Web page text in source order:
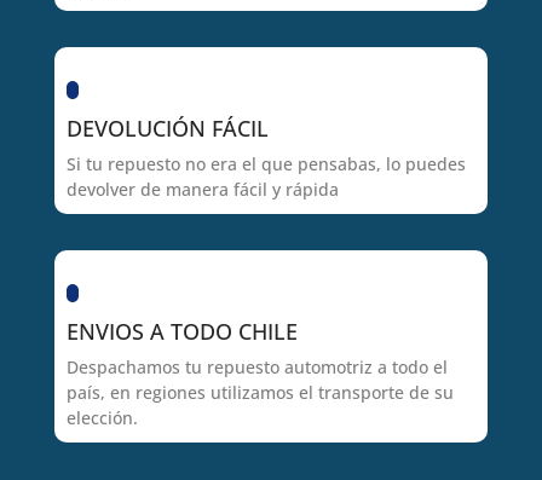
DEVOLUCIÓN FÁCIL
Si tu repuesto no era el que pensabas, lo puedes
devolver de manera fácil y rápida
ENVIOS A TODO CHILE
Despachamos tu repuesto automotriz a todo el
país, en regiones utilizamos el transporte de su
elección.